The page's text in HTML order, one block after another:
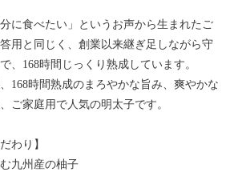
に食べたい」というお声から生まれたご
用と同じく、創業以来継ぎ足しながら守
、168時間じっくり熟成しています。
168時間熟成のまろやかな旨み、爽やかな
ご家庭用で人気の明太子です。
わり】
九州産の柚子